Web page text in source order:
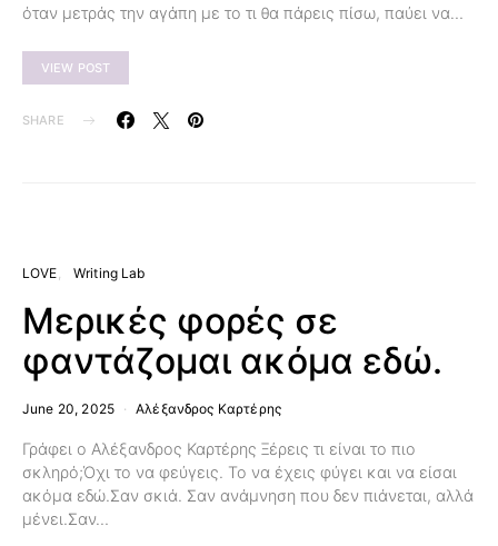
όταν μετράς την αγάπη με το τι θα πάρεις πίσω, παύει να…
VIEW POST
SHARE
LOVE Writing Lab
Μερικές φορές σε
φαντάζομαι ακόμα εδώ.
June 20, 2025 Αλέξανδρος Καρτέρης
Γράφει ο Αλέξανδρος Καρτέρης Ξέρεις τι είναι το πιο
σκληρό;Όχι το να φεύγεις. Το να έχεις φύγει και να είσαι
ακόμα εδώ.Σαν σκιά. Σαν ανάμνηση που δεν πιάνεται, αλλά
μένει.Σαν…